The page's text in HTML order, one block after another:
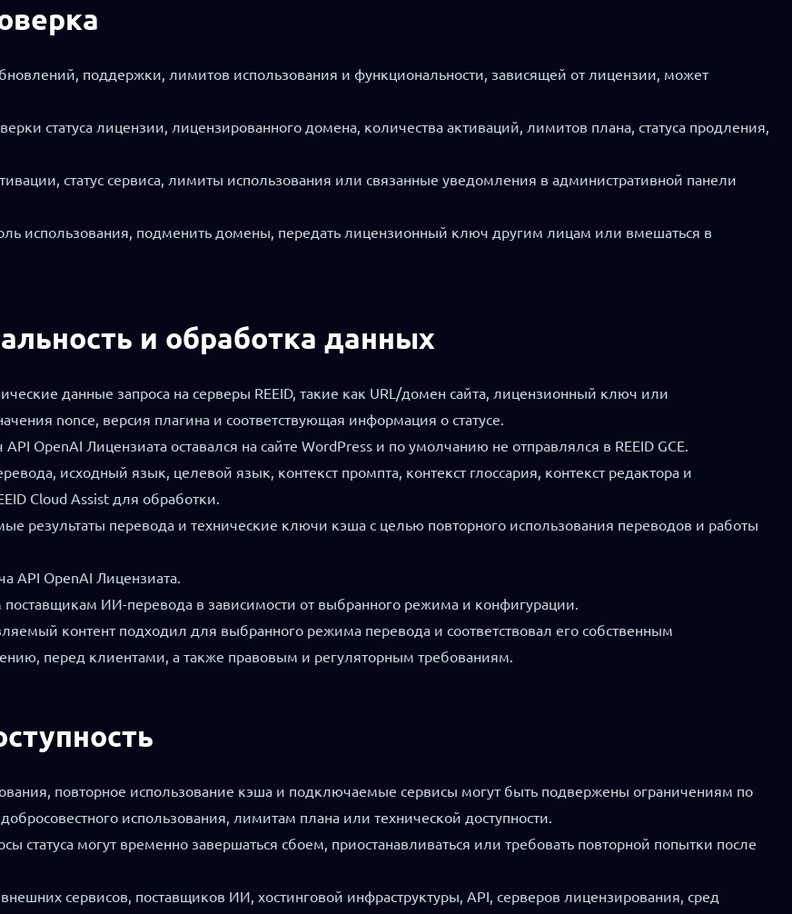
поддержки, лимитов использования и функциональности, зависящей от лицензии, может
статуса лицензии, лицензированного домена, количества активаций, лимитов плана, статуса продления,
статус сервиса, лимиты использования или связанные уведомления в административной панели
использования, подменить домены, передать лицензионный ключ другим лицам или вмешаться в
и обработка данных
данные запроса на серверы REEID, такие как URL/домен сайта, лицензионный ключ или
nonce, версия плагина и соответствующая информация о статусе.
OpenAI Лицензиата оставался на сайте WordPress и по умолчанию не отправлялся в REEID GCE.
исходный язык, целевой язык, контекст промпта, контекст глоссария, контекст редактора и
Cloud Assist для обработки.
результаты перевода и технические ключи кэша с целью повторного использования переводов и работы
API OpenAI Лицензиата.
ИИ-перевода в зависимости от выбранного режима и конфигурации.
контент подходил для выбранного режима перевода и соответствовал его собственным
перед клиентами, а также правовым и регуляторным требованиям.
повторное использование кэша и подключаемые сервисы могут быть подвержены ограничениям по
использования, лимитам плана или технической доступности.
статуса могут временно завершаться сбоем, приостанавливаться или требовать повторной попытки после
внешних сервисов, поставщиков ИИ, хостинговой инфраструктуры, API, серверов лицензирования, сред